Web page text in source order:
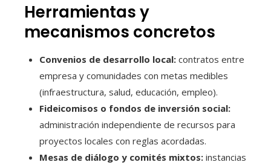
Herramientas y
mecanismos concretos
Convenios de desarrollo local: contratos entre
empresa y comunidades con metas medibles
(infraestructura, salud, educación, empleo).
Fideicomisos o fondos de inversión social:
administración independiente de recursos para
proyectos locales con reglas acordadas.
Mesas de diálogo y comités mixtos: instancias